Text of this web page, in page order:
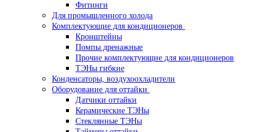
Фитинги
Для промышленного холода
Комплектующие для кондиционеров
Кронштейны
Помпы дренажные
Прочие комплектующие для кондиционеров
ТЭНы гибкие
Конденсаторы, воздухоохладители
Оборудование для оттайки
Датчики оттайки
Керамические ТЭНы
Стеклянные ТЭНы